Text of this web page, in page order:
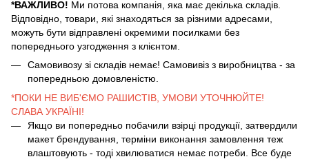
*ВАЖЛИВО! Ми потова компанія, яка має декілька складів.
Відповідно, товари, які знаходяться за різними адресами,
можуть бути відправлені окремими посилками без
попереднього узгодження з клієнтом.
Самовивозу зі складів немає! Самовивіз з виробництва - за
попередньою домовленістю.
*ПОКИ НЕ ВИБ'ЄМО РАШИСТІВ, УМОВИ УТОЧНЮЙТЕ!
СЛАВА УКРАЇНІ!
Якщо ви попередньо побачили взірці продукції, затвердили
макет брендування, терміни виконання замовлення теж
влаштовують - тоді хвилюватися немає потреби. Все буде